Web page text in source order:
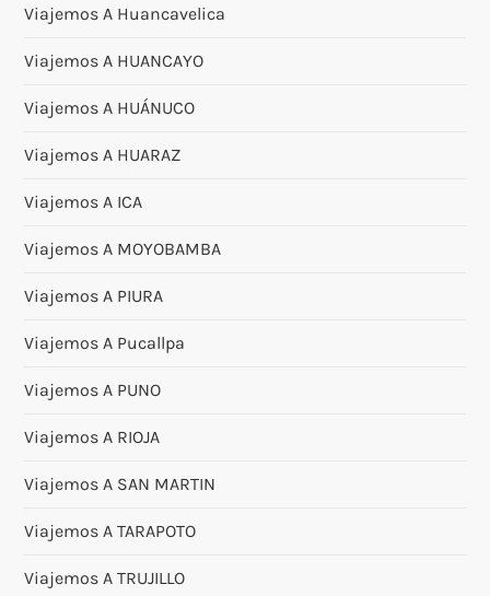
Viajemos A Huancavelica
Viajemos A HUANCAYO
Viajemos A HUÁNUCO
Viajemos A HUARAZ
Viajemos A ICA
Viajemos A MOYOBAMBA
Viajemos A PIURA
Viajemos A Pucallpa
Viajemos A PUNO
Viajemos A RIOJA
Viajemos A SAN MARTIN
Viajemos A TARAPOTO
Viajemos A TRUJILLO